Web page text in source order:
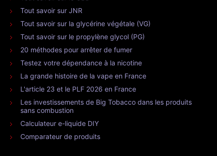
Tout savoir sur JNR
Tout savoir sur la glycérine végétale (VG)
Tout savoir sur le propylène glycol (PG)
20 méthodes pour arrêter de fumer
Testez votre dépendance à la nicotine
La grande histoire de la vape en France
L'article 23 et le PLF 2026 en France
Les investissements de Big Tobacco dans les produits
sans combustion
Calculateur e-liquide DIY
Comparateur de produits